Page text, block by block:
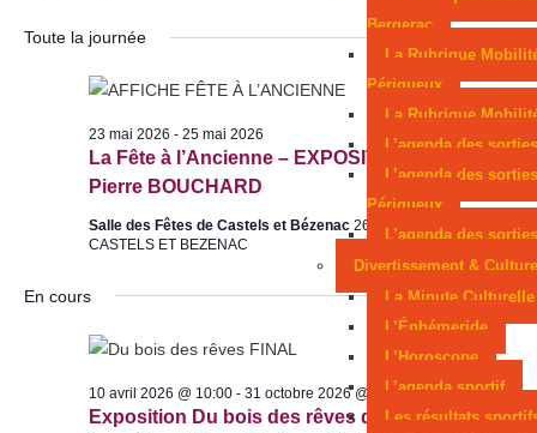
Bergerac
La Rubrique
Périgueux
La Rubrique
L’agenda des
L’agenda des sorties
Périgueux
L’agenda des
Divertissement & Culture
La Minute Culturelle
L’Éphémeride
L’Horoscope
L’agenda sportif
Les résultats
Dernier hommage à l’historien Guy
v
i
g
a
t
i
p
a
r
c
u
r
é
n
Toute la journée
La Fête à l’Ancienne – EXPOSITION Jean-
Pierre BOUCHARD
23 mai 2026 - 25 mai 2026
Salle des Fêtes de Castels et Bézenac 26 impasse de Finsac,,
CASTELS ET BEZENAC
En cours
Exposition Du bois des rêves de Bastien
10 avril 2026 @ 10:00- 31 octobre 2026 @ 17:30